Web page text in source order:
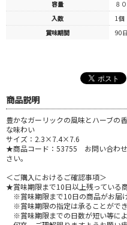
容量
８
入数
1個
賞味期間
90日
商品説明
豊かなガーリックの風味とハーブの
な味わい
サイズ：2.3×7.4×7.6
★商品コード：53755 お問い合わせ
さい。
＜ご購入におけるご確認事項＞
★賞味期限まで10日以上残っている
※賞味期限まで10日の商品がお届
※賞味期限の指定は承ることができ
※賞味期限までの日数が短い等によ